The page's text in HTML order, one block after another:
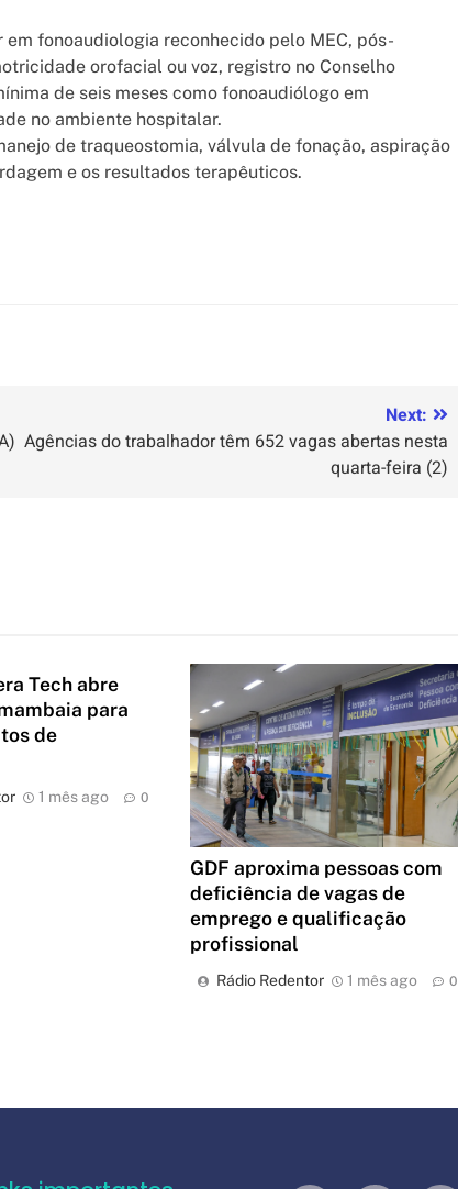
fonoaudiologia reconhecido pelo MEC, pós-
orofacial ou voz, registro no Conselho
de seis meses como fonoaudiólogo em
no ambiente hospitalar.
de traqueostomia, válvula de fonação, aspiração
e os resultados terapêuticos.
Next:
Agências do trabalhador têm 652 vagas abertas nesta
quarta-feira (2)
Tech abre
para
de
1 mês ago 0
GDF aproxima pessoas com
deficiência de vagas de
emprego e qualificação
profissional
Rádio Redentor 1 mês ago 0